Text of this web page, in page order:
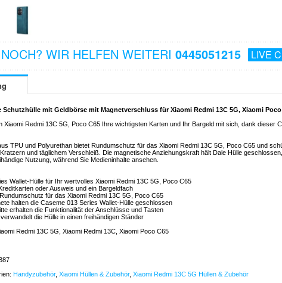
NOCH? WIR HELFEN WEITERI 0445051215 LIVE
Schutzhülle mit Geldbörse mit Magnetverschluss für Xiaomi Redmi 13C 5G, Xiaomi Poco
Xiaomi Redmi 13C 5G, Poco C65 Ihre wichtigsten Karten und Ihr Bargeld mit sich, dank dieser
TPU und Polyurethan bietet Rundumschutz für das Xiaomi Redmi 13C 5G, Poco C65 und
und täglichem Verschleiß. Die magnetische Anziehungskraft hält Dale Hülle
Nutzung, während Sie Medieninhalte ansehen.
Wallet-Hülle für Ihr wertvolles Xiaomi Redmi 13C 5G, Poco C65
oder Ausweis und ein Bargeldfach
für das Xiaomi Redmi 13C 5G, Poco C65
halten die Caseme 013 Series Wallet-Hülle geschlossen
erhalten die Funktionalität der Anschlüsse und Tasten
die Hülle in einen freihändigen Ständer
Redmi 13C 5G, Xiaomi Redmi 13C, Xiaomi Poco C65
Handyzubehör, Xiaomi Hüllen & Zubehör, Xiaomi Redmi 13C 5G Hüllen & Zubehör